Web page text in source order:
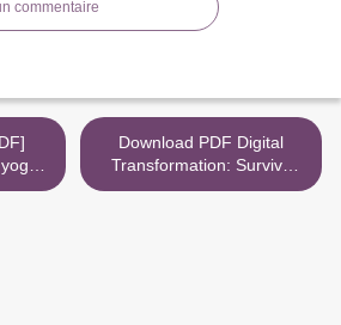
commentaire
Download PDF Digital
Transformation: Survive
and Thrive in an Era of